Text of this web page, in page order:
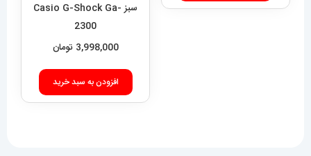
سبز Casio G-Shock Ga-
2300
3,998,000 تومان
افزودن به سبد خرید